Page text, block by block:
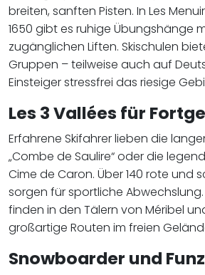
breiten, sanften Pisten. In Les
1650 gibt es ruhige Übungshänge
zugänglichen Liften. Skischulen
Gruppen – teilweise auch auf
Einsteiger stressfrei das riesige
Les 3 Vallées für
Erfahrene Skifahrer lieben die
„Combe de Saulire“ oder die
Cime de Caron. Über 140 rote und
sorgen für sportliche
finden in den Tälern von Méribel
großartige Routen im freien
Snowboarder und